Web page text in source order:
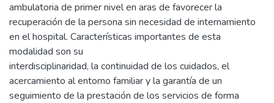
ambulatoria de primer nivel en aras de favorecer la
recuperación de la persona sin necesidad de internamiento
en el hospital. Características importantes de esta
modalidad son su
interdisciplinaridad, la continuidad de los cuidados, el
acercamiento al entorno familiar y la garantía de un
seguimiento de la prestación de los servicios de forma